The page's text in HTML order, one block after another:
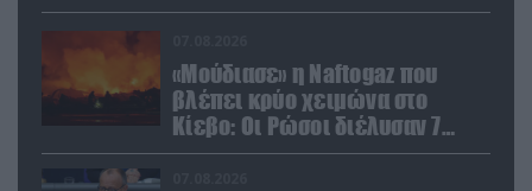
«Μούδιασε» η Naftogaz που
βλέπει κρύο χειμώνα στο
Κίεβο: Οι Ρώσοι διέλυσαν 7
εγκαταστάσεις του ουκρανικού